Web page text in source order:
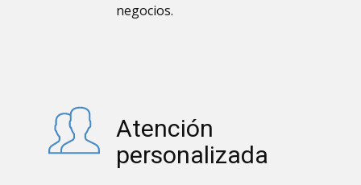
negocios.
Atención
personalizada